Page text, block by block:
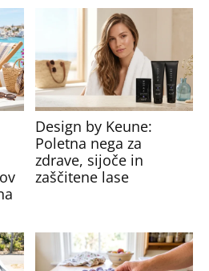
Design by Keune:
Poletna nega za
zdrave, sijoče in
zaščitene lase